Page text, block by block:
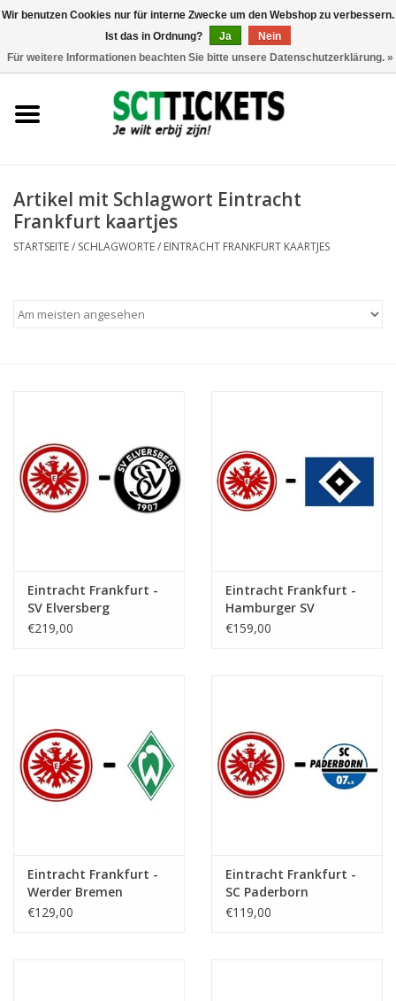
Artikel mit Schlagwort Eintracht
Frankfurt kaartjes
STARTSEITE/ SCHLAGWORTE/ EINTRACHT FRANKFURT KAARTJES
Eintracht Frankfurt -
SV Elversberg
€219,00
Eintracht Frankfurt -
Hamburger SV
€159,00
Eintracht Frankfurt -
Werder Bremen
€129,00
Eintracht Frankfurt -
SC Paderborn
€119,00
Wir benutzen Cookies nur für interne Zwecke um den Webshop zu verbessern.
Ist das in Ordnung?
Ja
Nein
Für weitere Informationen beachten Sie bitte unsere Datenschutzerklärung. »